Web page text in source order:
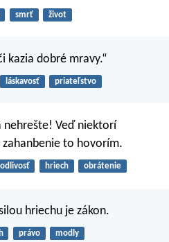
smrť život
kazia dobré mravy.“
láskavosť priateľstvo
nehrešte! Veď niektorí
zahanbenie to hovorím.
hriech obrátenie
hriechu je zákon.
právo modly